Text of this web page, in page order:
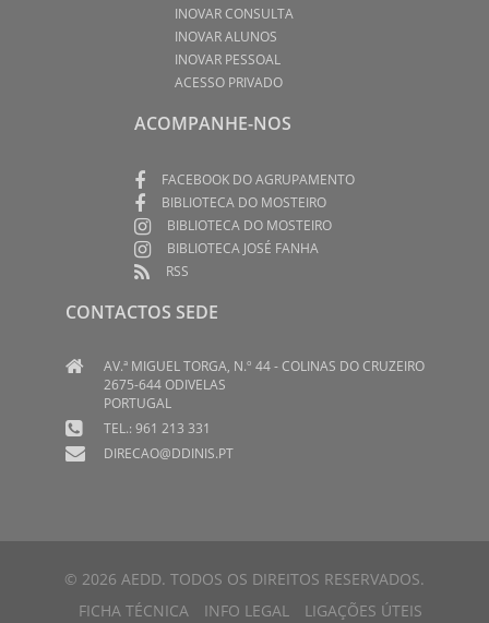
INOVAR CONSULTA
INOVAR ALUNOS
INOVAR PESSOAL
ACESSO PRIVADO
ACOMPANHE-NOS
FACEBOOK DO AGRUPAMENTO
BIBLIOTECA DO MOSTEIRO
BIBLIOTECA DO MOSTEIRO
BIBLIOTECA JOSÉ FANHA
RSS
CONTACTOS SEDE
AV.ª MIGUEL TORGA, N.º 44 - COLINAS DO CRUZEIRO
2675-644 ODIVELAS
PORTUGAL
TEL.: 961 213 331
DIRECAO@DDINIS.PT
© 2026 AEDD. TODOS OS DIREITOS RESERVADOS.
FICHA TÉCNICA
INFO LEGAL LIGAÇÕES ÚTEIS